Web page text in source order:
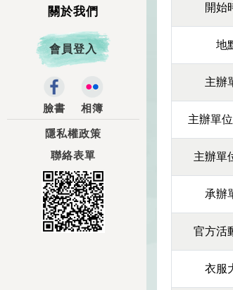
關於我們
會員登入
臉書 相簿
隱私權政策
聯絡表單
開始
地
主辦
主辦單
主辦單
承辦
官方活
衣服